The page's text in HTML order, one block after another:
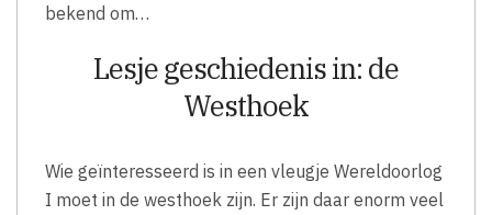
bekend om…
Lesje geschiedenis in: de
Westhoek
Wie geïnteresseerd is in een vleugje Wereldoorlog
I moet in de westhoek zijn. Er zijn daar enorm veel